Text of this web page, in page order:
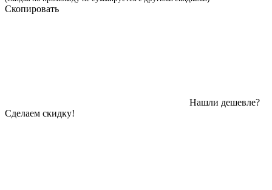
Скопировать
Нашли дешевле?
Сделаем скидку!